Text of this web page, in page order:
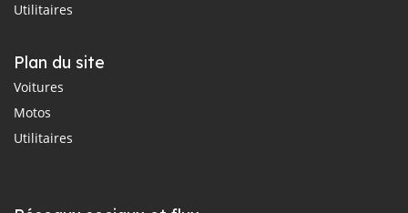
Utilitaires
Plan du site
Voitures
Motos
Utilitaires